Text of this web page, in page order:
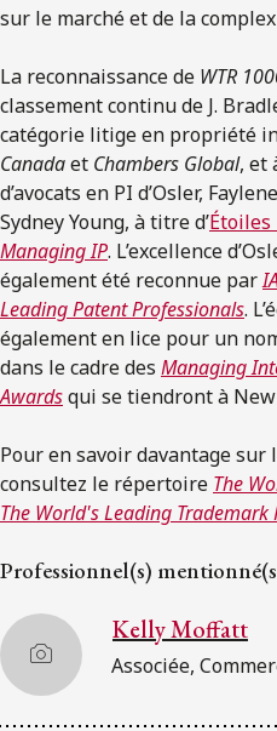
sur le marché et de la
La reconnaissance de WTR
classement continu de J.
catégorie litige en propriété
Canadaet Chambers Global, et
d’avocats en PI d’Osler,
Sydney Young, à titre d’
Managing IP. L’excellence
également été reconnue par
Leading Patent Professionals.
également en lice pour un
dans le cadre des Managing
Awardsqui se tiendront à
Pour en savoir davantage sur
consultez le répertoire The
The World's Leading Trademark
Professionnel(s)
Kelly Moffatt
Associée,